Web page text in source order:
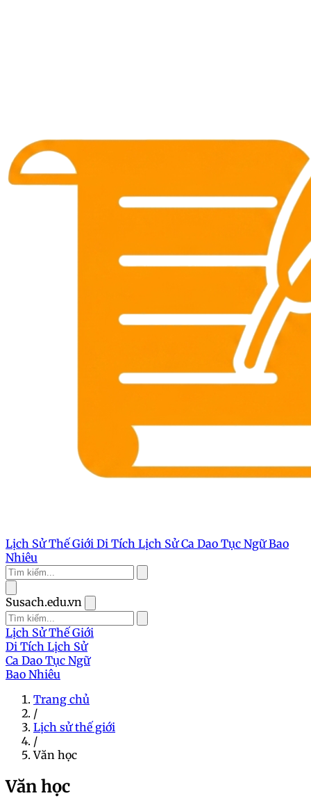
Lịch Sử Thế Giới Di Tích Lịch SửCa Dao Tục NgữBao
Nhiêu
Susach.edu.vn
Lịch Sử Thế Giới
Di Tích Lịch Sử
Ca Dao Tục Ngữ
Bao Nhiêu
Trang chủ
/
Lịch sử thế giới
/
Văn học
Văn học